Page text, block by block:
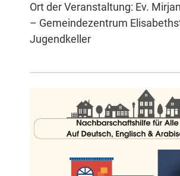
Ort der Veranstaltung: Ev.
– Gemeindezentrum
Jugendkeller